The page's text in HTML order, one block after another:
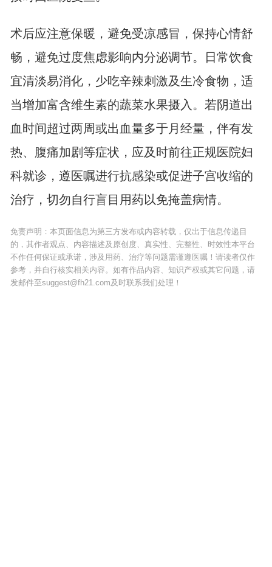
术后应注意保暖，避免受凉感冒，保持心情舒
畅，避免过度焦虑影响内分泌调节。日常饮食
宜清淡易消化，少吃辛辣刺激及生冷食物，适
当增加富含维生素的蔬菜水果摄入。若阴道出
血时间超过两周或出血量多于月经量，伴有发
热、腹痛加剧等症状，应及时前往正规医院妇
科就诊，遵医嘱进行抗感染或促进子宫收缩的
治疗，切勿自行盲目用药以免掩盖病情。
免责声明：本页面信息为第三方发布或内容转载，仅出于信息传递目
的，其作者观点、内容描述及原创度、真实性、完整性、时效性本平台
不作任何保证或承诺，涉及用药、治疗等问题需谨遵医嘱！请读者仅作
参考，并自行核实相关内容。如有作品内容、知识产权或其它问题，请
发邮件至suggest@fh21.com及时联系我们处理！